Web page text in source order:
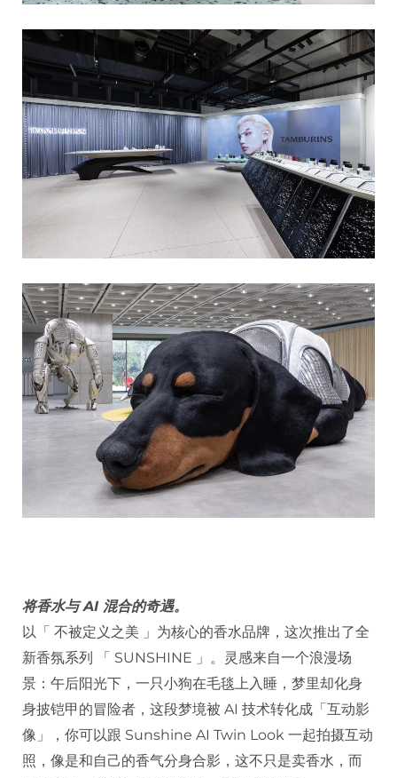
将香水与 AI 混合的奇遇。
以「 不被定义之美 」为核心的香水品牌，这次推出了全
新香氛系列 「 SUNSHINE 」。灵感来自一个浪漫场
景：午后阳光下，一只小狗在毛毯上入睡，梦里却化身
身披铠甲的冒险者，这段梦境被 AI 技术转化成「互动影
像」，你可以跟 Sunshine AI Twin Look 一起拍摄互动
照，像是和自己的香气分身合影，这不只是卖香水，而